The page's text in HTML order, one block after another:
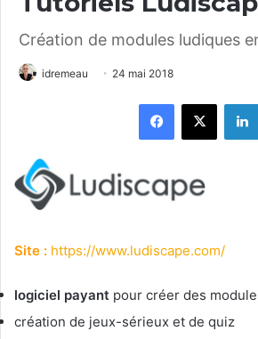
Création de modules ludiques
idremeau 24 mai 2018
Facebook
X
Site : https://www.ludiscape.com/
logiciel payant pour créer des
création de jeux-sérieux et de quiz